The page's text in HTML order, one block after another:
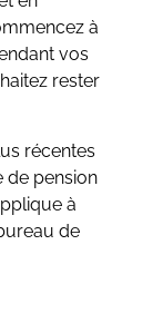
à
vos
rester
récentes
de pension
à
de